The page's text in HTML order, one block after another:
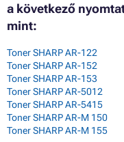
a következő
mint:
Toner SHARP AR-122
Toner SHARP AR-152
Toner SHARP AR-153
Toner SHARP AR-5012
Toner SHARP AR-5415
Toner SHARP AR-M 150
Toner SHARP AR-M 155